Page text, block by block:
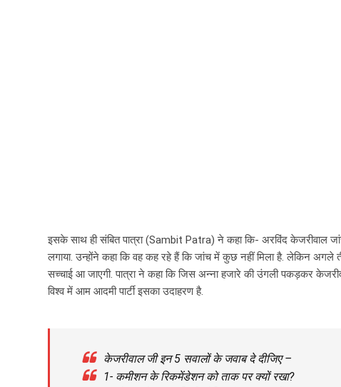
इसके साथ ही संबित पात्रा (Sambit Patra) ने कहा कि- अरविंद केजरीवाल
लगाया. उन्होंने कहा कि वह कह रहे हैं कि जांच में कुछ नहीं मिला है. लेकिन अगले
सच्चाई आ जाएगी. पात्रा ने कहा कि जिस अन्ना हजारे की उंगली पकड़कर
विश्व में आम आदमी पार्टी इसका उदाहरण है.
केजरीवाल जी इन 5 सवालों के जवाब दे दीजिए –
1- कमीशन के रिकमेंडेशन को ताक पर क्यों रखा?